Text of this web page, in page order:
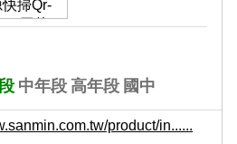
中年段 高年段 國中
product/in......